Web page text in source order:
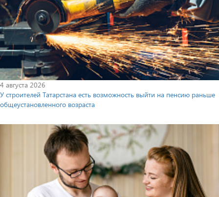
4 августа 2026
У строителей Татарстана есть возможность выйти на пенсию раньше
общеустановленного возраста